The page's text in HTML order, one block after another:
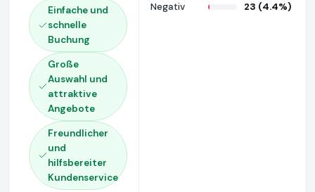
Einfache und
schnelle
Buchung
Große
Auswahl und
attraktive
Angebote
Freundlicher
und
hilfsbereiter
Kundenservice
Negativ
23 (4.4%)